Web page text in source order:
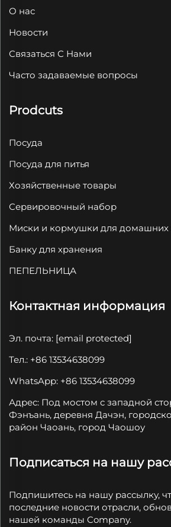
О нас
Новости
Связаться С Нами
Часто задаваемые вопросы
Prodcuts
Посуда
Посуда для питья
Хозяйственные товары
Сервировочный набор
Миски и кормушки для домашних
Банку для хранения
ПЕПЕЛЬНИЦА
Контактная информация
Эл. почта: [email protected]
Тел.: +86 13534638099
WhatsApp: +86 13534638099
Адрес: Под мостом с западной
Фэнъань, деревня Дачэн,
район Чаоань, город Чаошоу
Подписаться на нашу
Подпишитесь на нашу рассылку,
последние новости отрасли,
нашей команды Company.